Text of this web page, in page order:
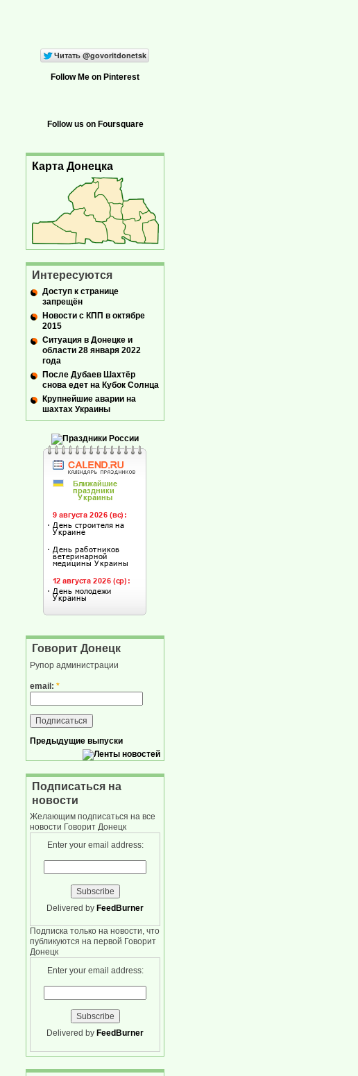
Follow Me on Pinterest
Follow us on Foursquare
Карта Донецка
Интересуются
Доступ к странице
запрещён
Новости с КПП в октябре
2015
Ситуация в Донецке и
области 28 января 2022
года
После Дубаев Шахтёр
снова едет на Кубок Солнца
Крупнейшие аварии на
шахтах Украины
Говорит Донецк
Рупор администрации
email: *
Предыдущие выпуски
Подписаться на
новости
Желающим подписаться на все
новости Говорит Донецк
Enter your email address:
Delivered by FeedBurner
Подписка только на новости, что
публикуются на первой Говорит
Донецк
Enter your email address:
Delivered by FeedBurner